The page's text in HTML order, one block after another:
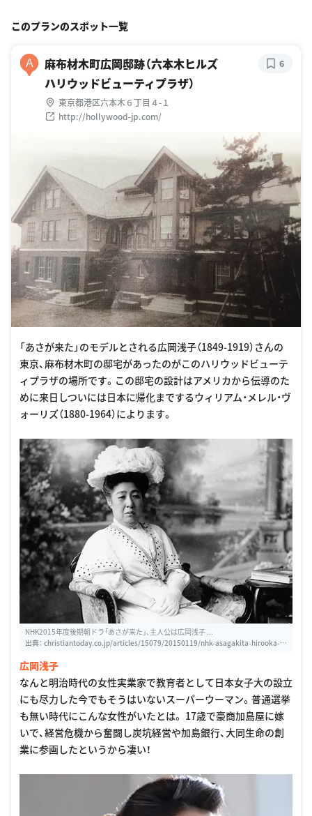
このプランのスポット一覧
A
麻布材木町広岡邸跡（六本木ヒルズ
ハリウッドビューティプラザ）
東京都港区六本木６丁目４-１
http://hollywood-jp.com/
6
「あさが来た」のモデルとされる広岡浅子（1849-1919）さんの
東京、麻布材木町の邸宅があったのがこのハリウッドビューテ
ィプラザの場所です。この邸宅の設計はアメリカから伝導のた
めに来日しついには日本に帰化までするウィリアム・メレル・ヴ
ォーリズ（1880-1964）によります。
NHK2015年度後期朝ドラ「あさが来た」、主人公は広岡浅子 ...
出典： christiantoday.co.jp/articles/15079/20150119/nhk-asagakita-hirooka-a
広岡浅子
なんと明治時代の女性実業家で教育者として日本女子大の設立
にも尽力した今でもそうはいないスーパーウーマン。普通選挙
も無い時代にこんな女性がいたとは。 17歳で豪商加島屋に嫁
いで、経営危機から奮闘し炭坑経営や加島銀行、大同生命の創
業に参画したというから凄い！